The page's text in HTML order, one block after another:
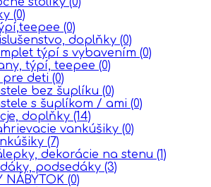
(0)
(0)
doplňky (0)
týpí s vybavením (0)
týpí, teepee (0)
pre deti (0)
bez šuplíku (0)
s šuplíkom / ami (0)
doplňky (14)
vankúšiky (0)
(7)
dekorácie na stenu (1)
podsedáky (3)
NÁBYTOK (0)